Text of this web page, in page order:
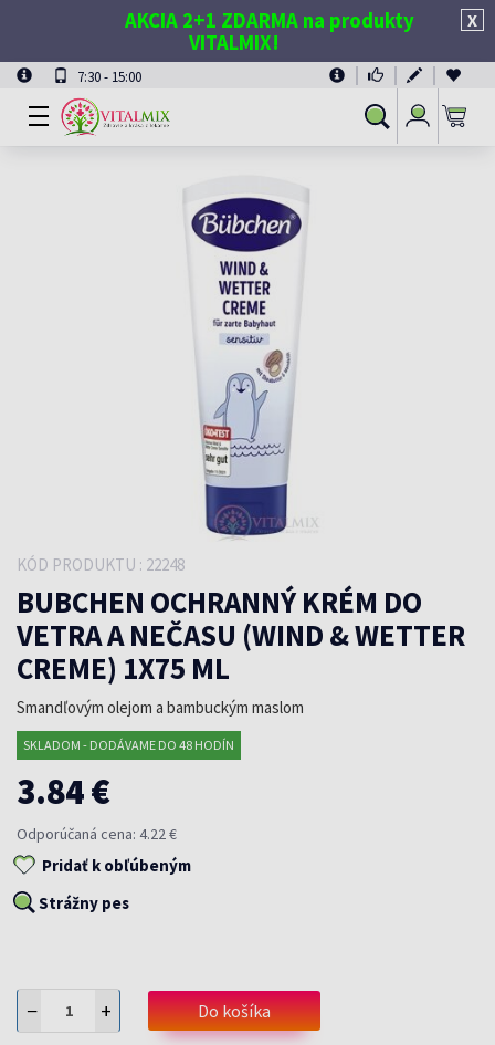
X
AKCIA 2+1 ZDARMA na produkty
VITALMIX!
7:30 - 15:00
Vyhľadávanie
Prihlásiť
sa
KÓD PRODUKTU : 22248
BUBCHEN OCHRANNÝ KRÉM DO
VETRA A NEČASU (WIND & WETTER
CREME) 1X75 ML
Smandľovým olejom a bambuckým maslom
SKLADOM - DODÁVAME DO 48 HODÍN
3.84 €
Odporúčaná cena: 4.22 €
Pridať k obľúbeným
Strážny pes
− + Do košíka